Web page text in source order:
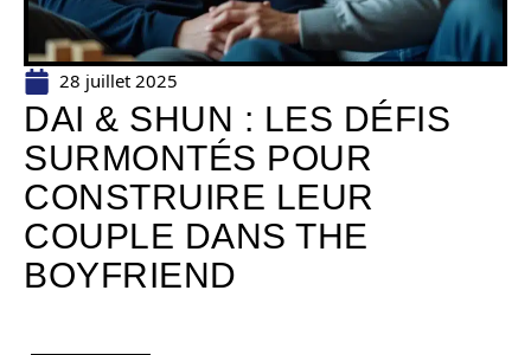
28 juillet 2025
DAI & SHUN : LES DÉFIS
SURMONTÉS POUR
CONSTRUIRE LEUR
COUPLE DANS THE
BOYFRIEND